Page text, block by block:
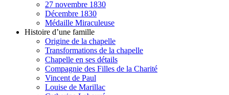
27 novembre 1830
Décembre 1830
Médaille Miraculeuse
Histoire d’une famille
Origine de la chapelle
Transformations de la chapelle
Chapelle en ses détails
Compagnie des Filles de la Charité
Vincent de Paul
Louise de Marillac